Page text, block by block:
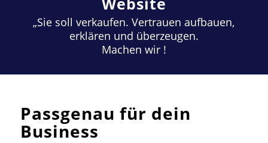
„Sie soll verkaufen. Vertrauen aufbauen,
erklären und überzeugen.
Machen wir !
Passgenau für dein
Business